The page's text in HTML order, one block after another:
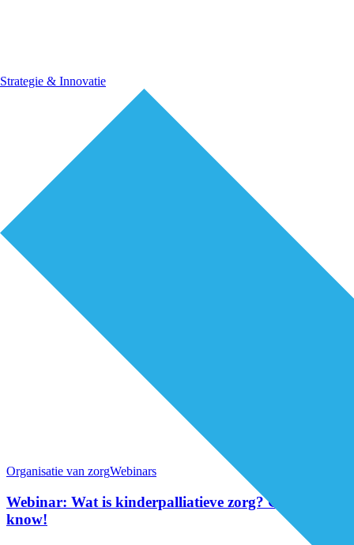
Strategie & Innovatie
Organisatie van zorgWebinars
Webinar: Wat is kinderpalliatieve zorg? Good to
know!